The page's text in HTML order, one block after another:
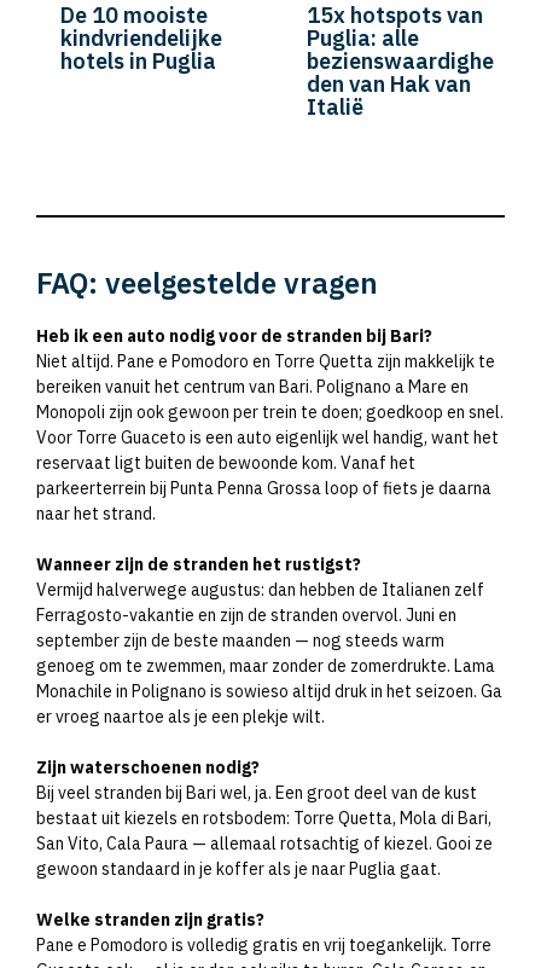
De 10 mooiste
kindvriendelijke
hotels in Puglia
15x hotspots van
Puglia: alle
bezienswaardighe
den van Hak van
Italië
FAQ: veelgestelde vragen
Heb ik een auto nodig voor de stranden bij Bari?
Niet altijd. Pane e Pomodoro en Torre Quetta zijn makkelijk te
bereiken vanuit het centrum van Bari. Polignano a Mare en
Monopoli zijn ook gewoon per trein te doen; goedkoop en snel.
Voor Torre Guaceto is een auto eigenlijk wel handig, want het
reservaat ligt buiten de bewoonde kom. Vanaf het
parkeerterrein bij Punta Penna Grossa loop of fiets je daarna
naar het strand.
Wanneer zijn de stranden het rustigst?
Vermijd halverwege augustus: dan hebben de Italianen zelf
Ferragosto-vakantie en zijn de stranden overvol. Juni en
september zijn de beste maanden — nog steeds warm
genoeg om te zwemmen, maar zonder de zomerdrukte. Lama
Monachile in Polignano is sowieso altijd druk in het seizoen. Ga
er vroeg naartoe als je een plekje wilt.
Zijn waterschoenen nodig?
Bij veel stranden bij Bari wel, ja. Een groot deel van de kust
bestaat uit kiezels en rotsbodem: Torre Quetta, Mola di Bari,
San Vito, Cala Paura — allemaal rotsachtig of kiezel. Gooi ze
gewoon standaard in je koffer als je naar Puglia gaat.
Welke stranden zijn gratis?
Pane e Pomodoro is volledig gratis en vrij toegankelijk. Torre